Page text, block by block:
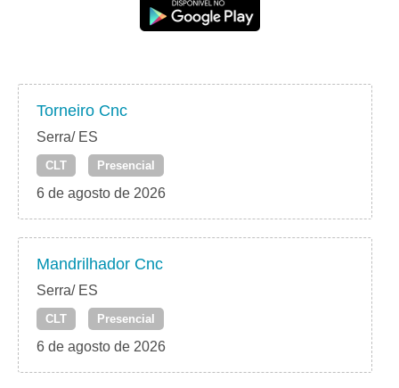
Torneiro Cnc
Serra/ ES
CLT Presencial
6 de agosto de 2026
Mandrilhador Cnc
Serra/ ES
CLT Presencial
6 de agosto de 2026